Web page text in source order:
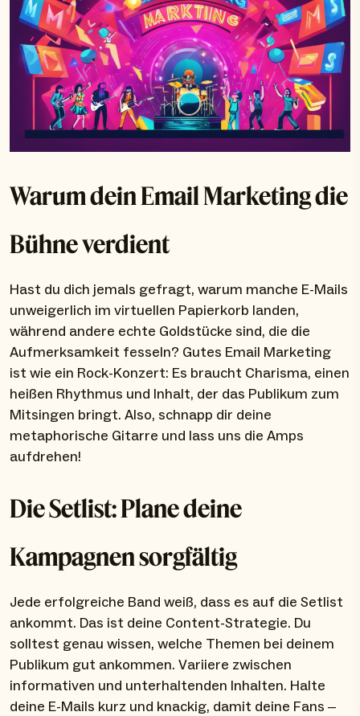
Warum dein Email Marketing die
Bühne verdient
Hast du dich jemals gefragt, warum manche E-Mails
unweigerlich im virtuellen Papierkorb landen,
während andere echte Goldstücke sind, die die
Aufmerksamkeit fesseln? Gutes Email Marketing
ist wie ein Rock-Konzert: Es braucht Charisma, einen
heißen Rhythmus und Inhalt, der das Publikum zum
Mitsingen bringt. Also, schnapp dir deine
metaphorische Gitarre und lass uns die Amps
aufdrehen!
Die Setlist: Plane deine
Kampagnen sorgfältig
Jede erfolgreiche Band weiß, dass es auf die Setlist
ankommt. Das ist deine Content-Strategie. Du
solltest genau wissen, welche Themen bei deinem
Publikum gut ankommen. Variiere zwischen
informativen und unterhaltenden Inhalten. Halte
deine E-Mails kurz und knackig, damit deine Fans –